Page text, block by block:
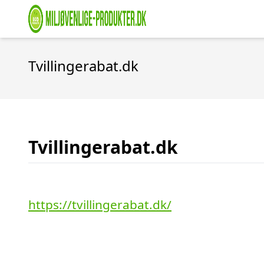
Tvillingerabat.dk
Tvillingerabat.dk
https://tvillingerabat.dk/